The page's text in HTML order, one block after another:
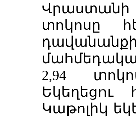
Վրաստանի
տոկոսը
2,94
Եկեղեցու
Կաթոլիկ